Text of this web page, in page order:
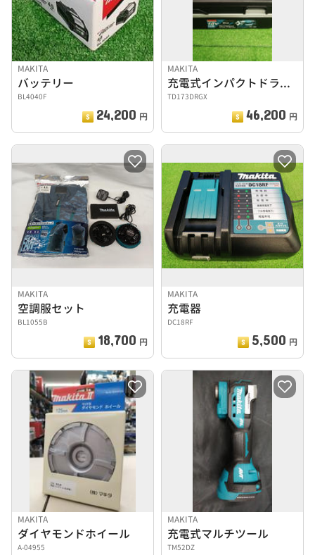
MAKITA
バッテリー
BL4040F
24,200 円
MAKITA
充電式インパクトドライバー
TD173DRGX
46,200 円
MAKITA
空調服セット
BL1055B
18,700 円
MAKITA
充電器
DC18RF
5,500 円
MAKITA
ダイヤモンドホイール
A-04955
MAKITA
充電式マルチツール
TM52DZ